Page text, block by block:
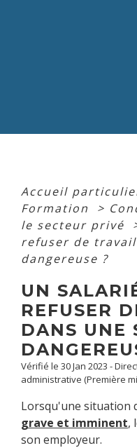
Accueil
Formation
>
le secteur privé
refuser de
dangereuse ?
UN
REFUSER
DANS UNE
Vérifié le 30 Jan 2023 -
administrative (Première
Lorsqu'une situation
grave et imminent,
son employeur.